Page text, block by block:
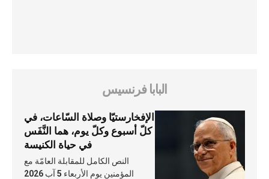
البابا فرنسيس
الإفخارستيّا وصلاة السّاعات، في
كلّ أسبوع وكلّ يوم، هما النَّفَس
في حياة الكنيسة
النص الكامل للمقابلة العامّة مع
المؤمنين يوم الأربعاء 5 آب 2026